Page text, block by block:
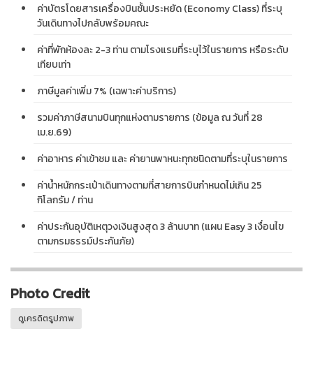
ค่าบัตรโดยสารเครื่องบินชั้นประหยัด (Economy Class) ที่ระบุ
วันเดินทางไปกลับพร้อมคณะ
ค่าที่พักห้องละ 2-3 ท่าน ตามโรงแรมที่ระบุไว้ในรายการ หรือระดับ
เทียบเท่า
ภาษีมูลค่าเพิ่ม 7% (เฉพาะค่าบริการ)
รวมค่าภาษีสนามบินทุกแห่งตามรายการ (ข้อมูล ณ วันที่ 28
เม.ย.69)
ค่าอาหาร ค่าเข้าชม และ ค่ายานพาหนะทุกชนิดตามที่ระบุในรายการ
ค่าน้ำหนักกระเป๋าเดินทางตามที่สายการบินกำหนดไม่เกิน 25
กิโลกรัม / ท่าน
ค่าประกันอุบัติเหตุวงเงินสูงสุด 3 ล้านบาท (แผน Easy 3 เงื่อนไข
ตามกรมธรรม์ประกันภัย)
Photo Credit
ดูเครดิตรูปภาพ